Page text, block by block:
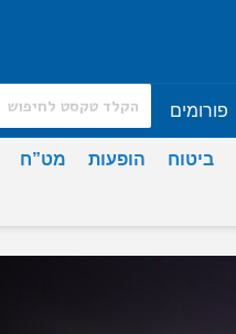
פורומים
ביטוח הופעות מט”ח